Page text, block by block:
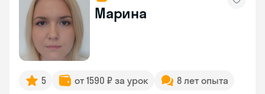
Марина
5 от 1590 ₽ за урок 8 лет опыта